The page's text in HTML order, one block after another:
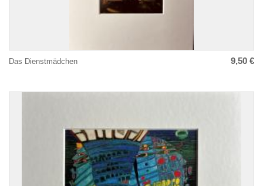
Das Dienstmädchen 9,50 €